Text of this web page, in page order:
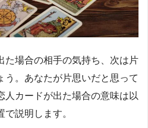
た場合の相手の気持ち、次は片
う。あなたが片思いだと思って
人カードが出た場合の意味は以
説明します。